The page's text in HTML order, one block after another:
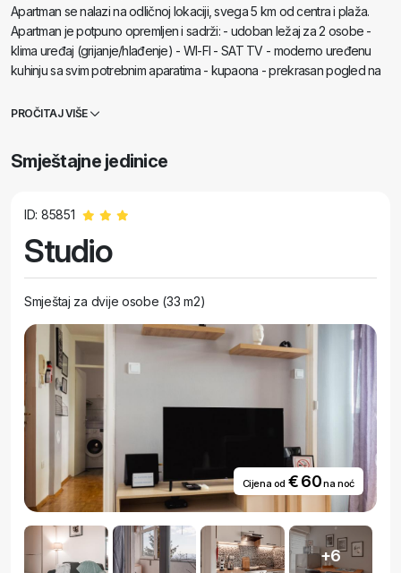
Apartman se nalazi na odličnoj lokaciji, svega 5 km od centra i plaža.
Apartman je potpuno opremljen i sadrži: - udoban ležaj za 2 osobe -
klima uređaj (grijanje/hlađenje) - WI-FI - SAT TV - moderno uređenu
kuhinju sa svim potrebnim aparatima - kupaona - prekrasan pogled na
svim važnim sadržajima.
PROČITAJ VIŠE
Smještajne jedinice
ID: 85851
Studio
Smještaj za dvije osobe (33 m2)
Cijena od € 60na noć
+6